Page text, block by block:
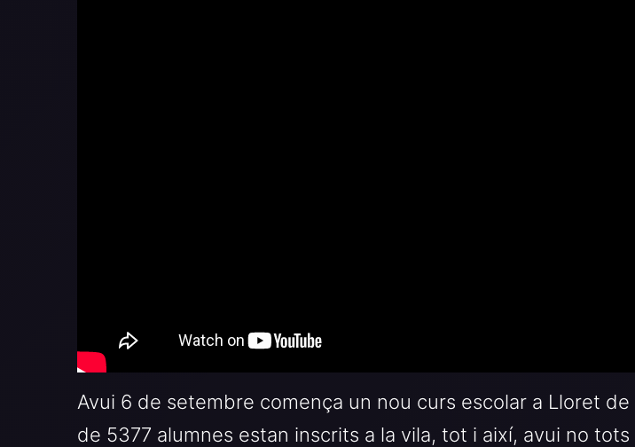
Avui 6 de setembre comença un nou curs escolar a Lloret de
de 5377 alumnes estan inscrits a la vila, tot i així, avui no